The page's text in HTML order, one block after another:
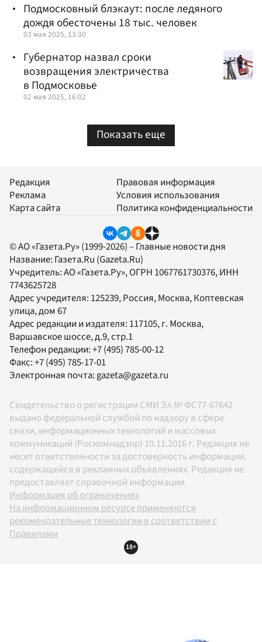
Подмосковный блэкаут: после ледяного
дождя обесточены 18 тыс. человек
03 мая 2025, 13:30
Губернатор назвал сроки
возвращения электричества
в Подмосковье
02 мая 2025, 16:02
Показать еще
Редакция
Реклама
Карта сайта
Правовая информация
Условия использования
Политика конфиденциальности
© АО «Газета.Ру» (1999-2026) – Главные новости дня
Название: Газета.Ru (Gazeta.Ru)
Учредитель:АО «Газета.Ру», ОГРН 1067761730376, ИНН
7743625728
Адрес учредителя: 125239, Россия, Москва, Коптевская
улица, дом 67
Адрес редакции и издателя: 117105, г. Москва,
Варшавское шоссе, д.9, стр.1
Телефон редакции:+7 (495) 785-00-12
Факс:+7 (495) 785-17-01
Электронная почта:gazeta@gazeta.ru
Свидетельство о регистрации СМИ Эл № ФС77-67642
выдано федеральной службой по надзору в сфере
связи, информационных технологий и массовых
коммуникаций (Роскомнадзор) 10.11.2016 г. Редакция не
несет ответственности за достоверность информации,
содержащейся в рекламных объявлениях. Редакция не
предоставляет справочной информации.
Информация об ограничениях
На информационном ресурсе применяются
рекомендательные технологии в соответствии с
Правилами
18+